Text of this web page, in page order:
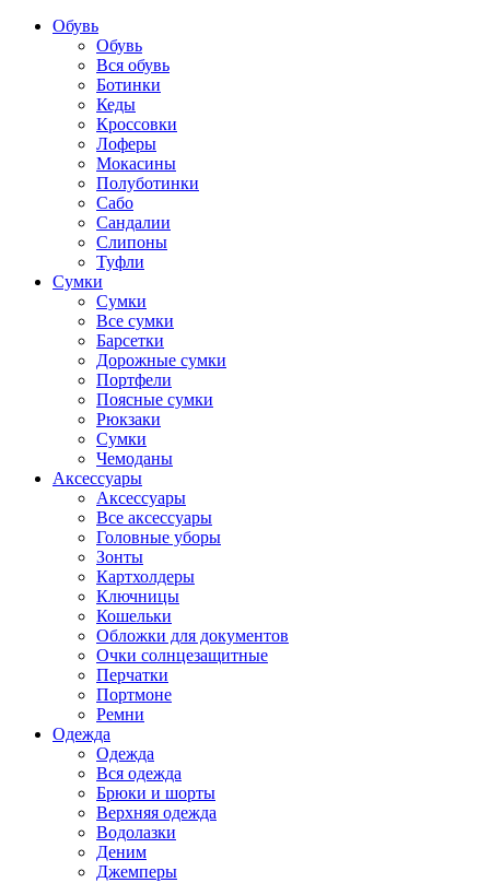
Обувь
Обувь
Вся обувь
Ботинки
Кеды
Кроссовки
Лоферы
Мокасины
Полуботинки
Сабо
Сандалии
Слипоны
Туфли
Сумки
Сумки
Все сумки
Барсетки
Дорожные сумки
Портфели
Поясные сумки
Рюкзаки
Сумки
Чемоданы
Аксессуары
Аксессуары
Все аксессуары
Головные уборы
Зонты
Картхолдеры
Ключницы
Кошельки
Обложки для документов
Очки солнцезащитные
Перчатки
Портмоне
Ремни
Одежда
Одежда
Вся одежда
Брюки и шорты
Верхняя одежда
Водолазки
Деним
Джемперы